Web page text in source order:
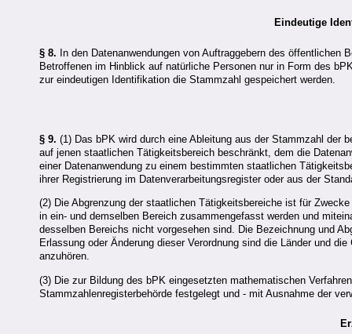
Eindeutige
§ 8. In den Datenanwendungen von Auftraggebern des
Betroffenen im Hinblick auf natürliche Personen nur in Form des
zur eindeutigen Identifikation die Stammzahl gespeichert werden.
§ 9. (1) Das bPK wird durch eine Ableitung aus der Stammzahl der
auf jenen staatlichen Tätigkeitsbereich beschränkt, dem die
einer Datenanwendung zu einem bestimmten staatlichen
ihrer Registrierung im Datenverarbeitungsregister oder aus der
(2) Die Abgrenzung der staatlichen Tätigkeitsbereiche ist für
in ein- und demselben Bereich zusammengefasst werden und
desselben Bereichs nicht vorgesehen sind. Die Bezeichnung und
Erlassung oder Änderung dieser Verordnung sind die Länder und
anzuhören.
(3) Die zur Bildung des bPK eingesetzten mathematischen
Stammzahlenregisterbehörde festgelegt und - mit Ausnahme der